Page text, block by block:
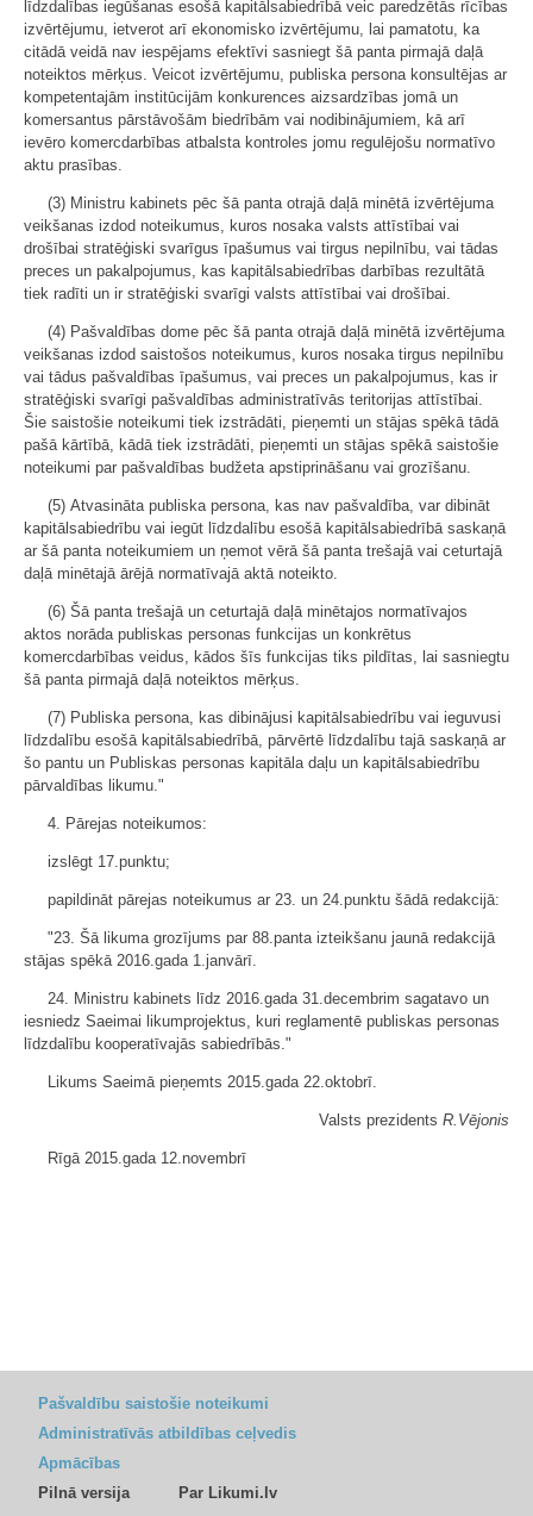
līdzdalības iegūšanas esošā kapitālsabiedrībā veic paredzētās rīcības
izvērtējumu, ietverot arī ekonomisko izvērtējumu, lai pamatotu, ka
citādā veidā nav iespējams efektīvi sasniegt šā panta pirmajā daļā
noteiktos mērķus. Veicot izvērtējumu, publiska persona konsultējas ar
kompetentajām institūcijām konkurences aizsardzības jomā un
komersantus pārstāvošām biedrībām vai nodibinājumiem, kā arī
ievēro komercdarbības atbalsta kontroles jomu regulējošu normatīvo
aktu prasības.
(3) Ministru kabinets pēc šā panta otrajā daļā minētā izvērtējuma
veikšanas izdod noteikumus, kuros nosaka valsts attīstībai vai
drošībai stratēģiski svarīgus īpašumus vai tirgus nepilnību, vai tādas
preces un pakalpojumus, kas kapitālsabiedrības darbības rezultātā
tiek radīti un ir stratēģiski svarīgi valsts attīstībai vai drošībai.
(4) Pašvaldības dome pēc šā panta otrajā daļā minētā izvērtējuma
veikšanas izdod saistošos noteikumus, kuros nosaka tirgus nepilnību
vai tādus pašvaldības īpašumus, vai preces un pakalpojumus, kas ir
stratēģiski svarīgi pašvaldības administratīvās teritorijas attīstībai.
Šie saistošie noteikumi tiek izstrādāti, pieņemti un stājas spēkā tādā
pašā kārtībā, kādā tiek izstrādāti, pieņemti un stājas spēkā saistošie
noteikumi par pašvaldības budžeta apstiprināšanu vai grozīšanu.
(5) Atvasināta publiska persona, kas nav pašvaldība, var dibināt
kapitālsabiedrību vai iegūt līdzdalību esošā kapitālsabiedrībā saskaņā
ar šā panta noteikumiem un ņemot vērā šā panta trešajā vai ceturtajā
daļā minētajā ārējā normatīvajā aktā noteikto.
(6) Šā panta trešajā un ceturtajā daļā minētajos normatīvajos
aktos norāda publiskas personas funkcijas un konkrētus
komercdarbības veidus, kādos šīs funkcijas tiks pildītas, lai sasniegtu
šā panta pirmajā daļā noteiktos mērķus.
(7) Publiska persona, kas dibinājusi kapitālsabiedrību vai ieguvusi
līdzdalību esošā kapitālsabiedrībā, pārvērtē līdzdalību tajā saskaņā ar
šo pantu un Publiskas personas kapitāla daļu un kapitālsabiedrību
pārvaldības likumu."
4. Pārejas noteikumos:
izslēgt 17.punktu;
papildināt pārejas noteikumus ar 23. un 24.punktu šādā redakcijā:
"23. Šā likuma grozījums par 88.panta izteikšanu jaunā redakcijā
stājas spēkā 2016.gada 1.janvārī.
24. Ministru kabinets līdz 2016.gada 31.decembrim sagatavo un
iesniedz Saeimai likumprojektus, kuri reglamentē publiskas personas
līdzdalību kooperatīvajās sabiedrībās."
Likums Saeimā pieņemts 2015.gada 22.oktobrī.
Valsts prezidents R.Vējonis
Rīgā 2015.gada 12.novembrī
Pašvaldību saistošie noteikumi
Administratīvās atbildības ceļvedis
Apmācības
Pilnā versija
Par Likumi.lv